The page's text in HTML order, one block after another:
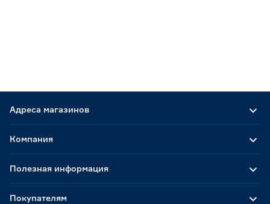
Адреса магазинов
Компания
Полезная информация
Покупателям